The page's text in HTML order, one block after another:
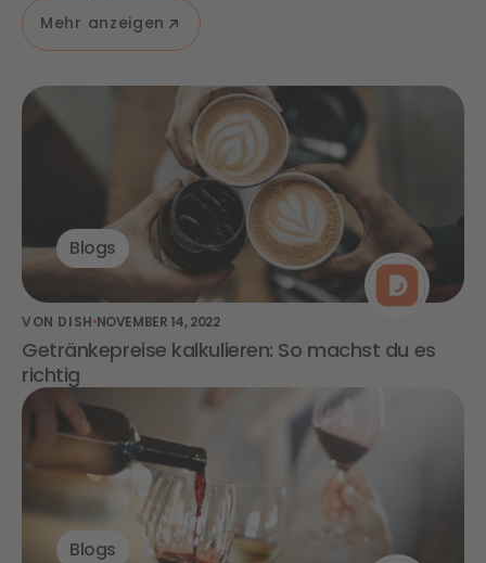
Mehr anzeigen
Blogs
VON DISH NOVEMBER 14, 2022
Getränkepreise kalkulieren: So machst du es
richtig
Blogs